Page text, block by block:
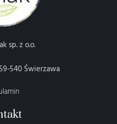
sp. z o.o.
540 Świerzawa